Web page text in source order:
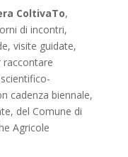
ColtivaTo,
di incontri,
visite guidate,
cadenza biennale,
del Comune di
Agricole